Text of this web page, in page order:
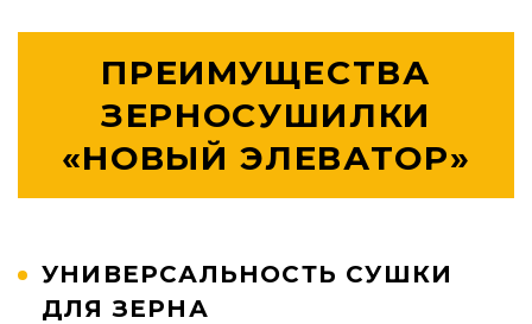
ПРЕИМУЩЕСТВА
ЗЕРНОСУШИЛКИ
«НОВЫЙ ЭЛЕВАТОР»
УНИВЕРСАЛЬНОСТЬ СУШКИ
ДЛЯ ЗЕРНА